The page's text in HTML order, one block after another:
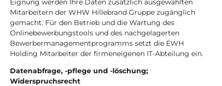
Eignung werden Ihre Daten zusätzlich ausgewählten
Mitarbeitern der WHW Hillebrand Gruppe zugänglich
gemacht. Für den Betrieb und die Wartung des
Onlinebewerbungstools und des nachgelagerten
Bewerbermanagementprogramms setzt die EWH
Holding Mitarbeiter der firmeneigenen IT-Abteilung ein.
Datenabfrage, -pflege und -löschung;
Widerspruchsrecht